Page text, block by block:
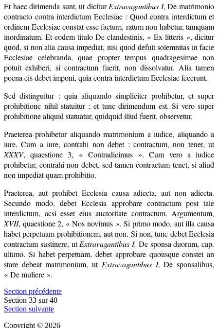
Et haec dirimenda sunt, ut diciturExtravagantibus I, De matrimonio
contracto contra interdictum Ecclesiae : Quod contra interdictum et
ordinem Ecclesiae constat esse factum, ratum non habetur, tamquam
inordinatum. Et eodem titulo De clandestinis, « Ex litteris », dicitur
quod, si non alia causa impediat, nisi quod defuit solemnitas in facie
Ecclesiae celebranda, quae propter tempus quadragesimae non
potuit exhiberi, si contractum fuerit, non dissolvatur. Alia tamen
poena eis debet imponi, quia contra interdictum Ecclesiae fecerunt.
Sed distinguitur : quia aliquando simpliciter prohibetur, et super
prohibitione nihil statuitur ; et tunc dirimendum est. Si vero super
prohibitione aliquid statuatur, quidquid illud fuerit, observetur.
Praeterea prohibetur aliquando matrimonium a iudice, aliquando a
iure. Cum a iure, contrahi non debet ; contractum, non tenet, ut
XXXV, quaestione 3, « Contradicimus ». Cum vero a iudice
prohibetur, contrahi non debet, sed tamen contractum tenet, si aliud
non impediat quam prohibitio.
Praeterea, aut prohibet Ecclesia causa adiecta, aut non adiecta.
Secundo modo, debet Ecclesia approbare contractum post tale
interdictum, acsi esset eius auctoritate contractum. Argumentum,
XVII, quaestione 2, « Nos novimus ». Si primo modo, aut illa causa
habet perpetuam prohibitionem, aut non. Si non, tunc debet Ecclesia
contractum sustinere, utExtravagantibus I, De sponsa duorum, cap.
ultimo. Si habet perpetuam, debet approbare quousque constet an
stare debeat matrimonium, ut Extravagantibus I, De sponsalibus,
« De muliere ».
Section précédente
Section 33 sur 40
Section suivante
Copyright © 2026